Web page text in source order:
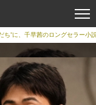
ち”に、千早茜のロングセラー小